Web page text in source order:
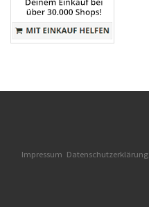
Impressum Datenschutzerklärung